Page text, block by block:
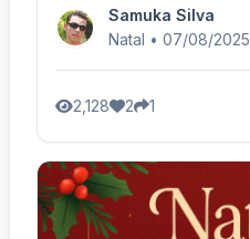
Samuka Silva
Natal • 07/08/2025
2,128 2 1